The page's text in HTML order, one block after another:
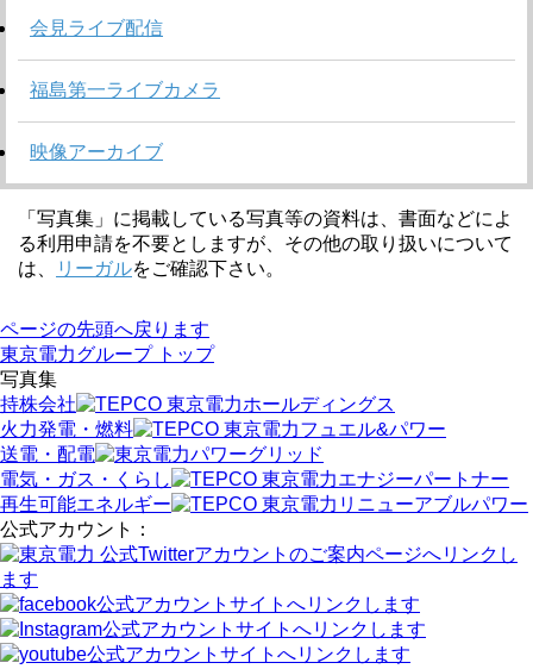
会見ライブ配信
福島第一ライブカメラ
映像アーカイブ
「写真集」に掲載している写真等の資料は、書面などによ
る利用申請を不要としますが、その他の取り扱いについて
は、
リーガルをご確認下さい。
ページの先頭へ戻ります
東京電力グループ トップ
写真集
持株会社
火力発電・燃料
送電・配電
電気・ガス・くらし
再生可能エネルギー
公式アカウント：